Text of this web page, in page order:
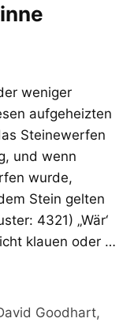
weniger
aufgeheizten
Steinewerfen
und wenn
wurde,
Stein gelten
4321) „Wär‘
klauen oder …
Goodhart,